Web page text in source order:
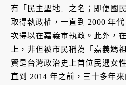
有「民主聖地」之名；即便國
取得執政權，一直到 2000 年
次得以在嘉義市執政。此外，
上，非但被市民稱為「嘉義媽
賢是台灣政治史上首位民選女
直到 2014 年之前，三十多年